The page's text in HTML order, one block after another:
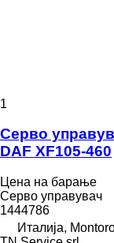
1
Серво
DAF XF105-460
Цена на барање
Серво управувач
1444786
Италија,